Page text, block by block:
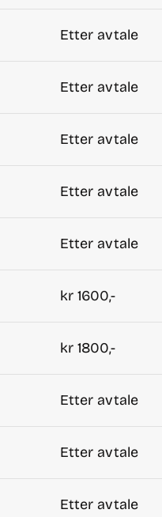
Etter avtale
Etter avtale
Etter avtale
Etter avtale
Etter avtale
kr 1600,-
kr 1800,-
Etter avtale
Etter avtale
Etter avtale